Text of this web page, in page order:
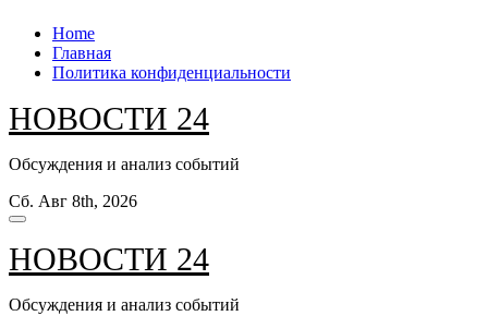
Перейти
содержанию
Home
Главная
Политика конфиденциальности
НОВОСТИ 24
Обсуждения и анализ событий
Сб. Авг 8th, 2026
НОВОСТИ 24
Обсуждения и анализ событий